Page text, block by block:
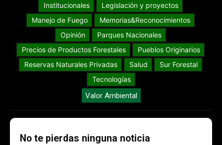
Institucionales
Legislación y proyectos
Manejo de Fuego
Memorias&Reconocimientos
Opinión
Parques Nacionales
Precios de Productos Forestales
Pueblos Originarios
Reservas Naturales Privadas
Salud
Sur Forestal
Tecnologías
Valor Ambiental
No te pierdas ninguna noticia